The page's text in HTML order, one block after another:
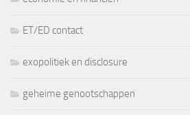
ET/ED contact
exopolitiek en disclosure
geheime genootschappen